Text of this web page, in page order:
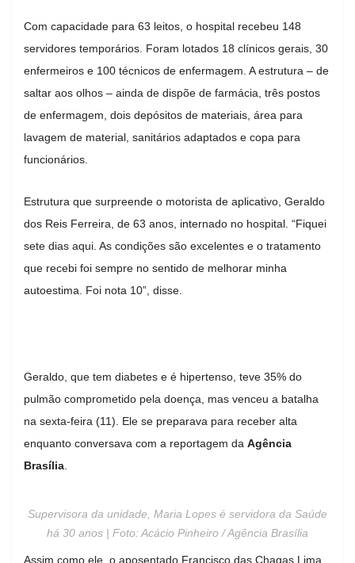
Com capacidade para 63 leitos, o hospital recebeu 148
servidores temporários. Foram lotados 18 clínicos gerais, 30
enfermeiros e 100 técnicos de enfermagem. A estrutura – de
saltar aos olhos – ainda de dispõe de farmácia, três postos
de enfermagem, dois depósitos de materiais, área para
lavagem de material, sanitários adaptados e copa para
funcionários.
Estrutura que surpreende o motorista de aplicativo, Geraldo
dos Reis Ferreira, de 63 anos, internado no hospital. “Fiquei
sete dias aqui. As condições são excelentes e o tratamento
que recebi foi sempre no sentido de melhorar minha
autoestima. Foi nota 10”, disse.
Geraldo, que tem diabetes e é hipertenso, teve 35% do
pulmão comprometido pela doença, mas venceu a batalha
na sexta-feira (11). Ele se preparava para receber alta
enquanto conversava com a reportagem da Agência
Brasília
Supervisora da unidade, Maria Lopes é servidora da Saúde
há 30 anos | Foto: Acácio Pinheiro / Agência Brasília
Assim como ele, o aposentado Francisco das Chagas Lima,